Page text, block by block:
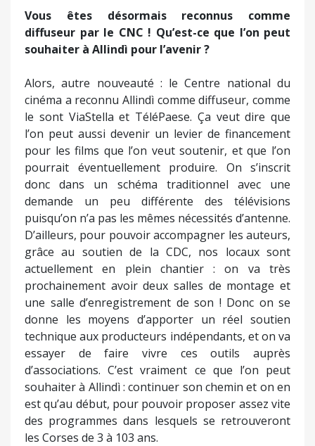
Vous êtes désormais reconnus comme
diffuseur par le CNC ! Qu’est-ce que l’on peut
souhaiter à Allindì pour l’avenir ?
Alors, autre nouveauté : le Centre national du
cinéma a reconnu Allindì comme diffuseur, comme
le sont ViaStella et TéléPaese. Ça veut dire que
l’on peut aussi devenir un levier de financement
pour les films que l’on veut soutenir, et que l’on
pourrait éventuellement produire. On s’inscrit
donc dans un schéma traditionnel avec une
demande un peu différente des télévisions
puisqu’on n’a pas les mêmes nécessités d’antenne.
D’ailleurs, pour pouvoir accompagner les auteurs,
grâce au soutien de la CDC, nos locaux sont
actuellement en plein chantier : on va très
prochainement avoir deux salles de montage et
une salle d’enregistrement de son ! Donc on se
donne les moyens d’apporter un réel soutien
technique aux producteurs indépendants, et on va
essayer de faire vivre ces outils auprès
d’associations. C’est vraiment ce que l’on peut
souhaiter à Allindì : continuer son chemin et on en
est qu’au début, pour pouvoir proposer assez vite
des programmes dans lesquels se retrouveront
les Corses de 3 à 103 ans.